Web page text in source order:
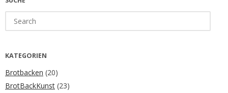
for:
KATEGORIEN
Brotbacken (20)
BrotBackKunst (23)